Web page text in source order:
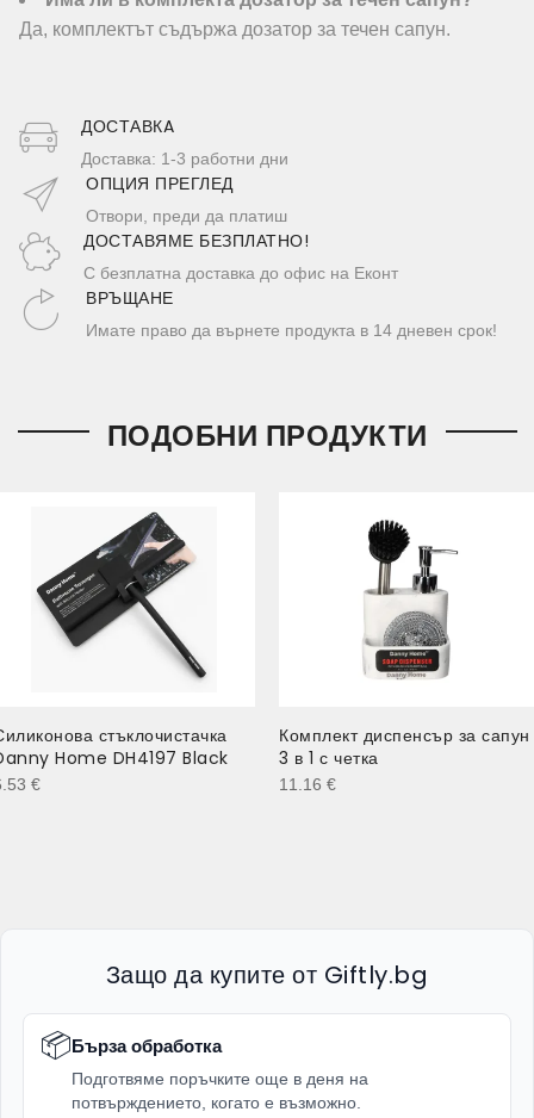
Да, комплектът съдържа дозатор за течен сапун.
ДОСТАВКA
Доставка: 1-3 работни дни
ОПЦИЯ ПРЕГЛЕД
Отвори, преди да платиш
ДОСТАВЯМЕ БЕЗПЛАТНО!
С безплатна доставка до офис на Еконт
ВРЪЩАНЕ
Имате право да върнете продукта в 14 дневен срок!
ПОДОБНИ ПРОДУКТИ
стъклочистачка
Home DH4197 Black
€
Комплект диспенсър за сапун
3 в 1 с четка
11.16 €
Защо да купите от Giftly.bg
📦Бърза обработка
Подготвяме поръчките още в деня на
потвърждението, когато е възможно.